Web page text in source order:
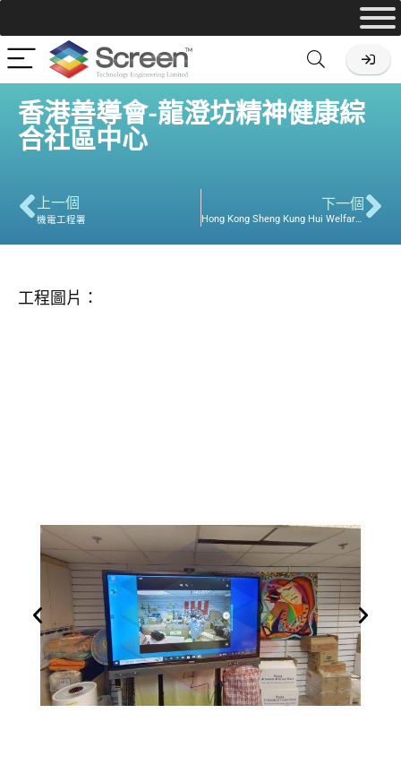
香港善導會-龍澄坊精神健康綜
合社區中心
上一個
機電工程署
下一個
Hong Kong Sheng Kung Hui Welfare Council Limited
工程圖片：